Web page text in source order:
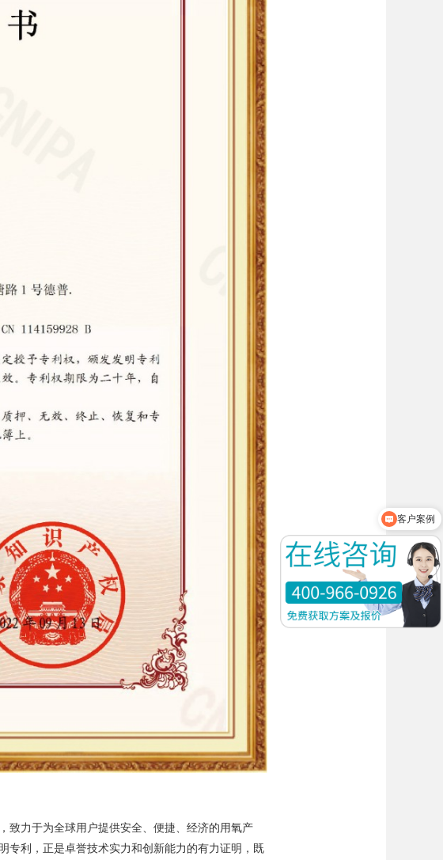
致力于为全球用户提供安全、便捷、经济的用氧产
专利，正是卓誉技术实力和创新能力的有力证明，既
产品资料